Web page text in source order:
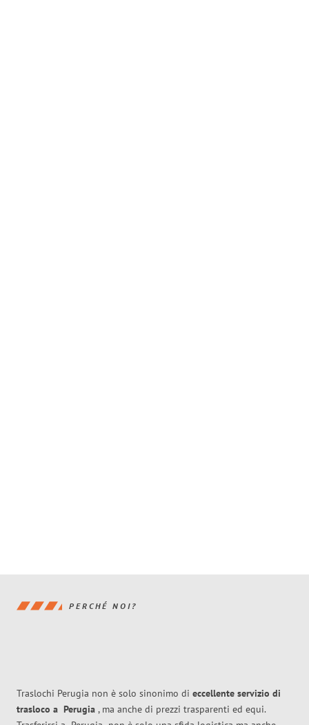
PERCHÉ NOI?
Traslochi Perugia non è solo sinonimo di eccellente servizio di
trasloco a Perugia , ma anche di prezzi trasparenti ed equi.